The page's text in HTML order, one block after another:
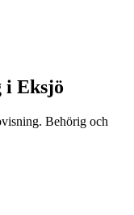
i Eksjö
Behörig och